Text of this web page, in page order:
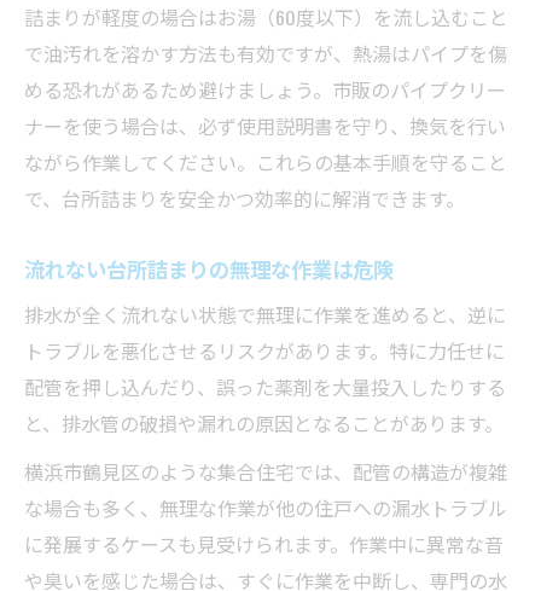
詰まりが軽度の場合はお湯（60度以下）を流し込むこと
で油汚れを溶かす方法も有効ですが、熱湯はパイプを傷
める恐れがあるため避けましょう。市販のパイプクリー
ナーを使う場合は、必ず使用説明書を守り、換気を行い
ながら作業してください。これらの基本手順を守ること
で、台所詰まりを安全かつ効率的に解消できます。
流れない台所詰まりの無理な作業は危険
排水が全く流れない状態で無理に作業を進めると、逆に
トラブルを悪化させるリスクがあります。特に力任せに
配管を押し込んだり、誤った薬剤を大量投入したりする
と、排水管の破損や漏れの原因となることがあります。
横浜市鶴見区のような集合住宅では、配管の構造が複雑
な場合も多く、無理な作業が他の住戸への漏水トラブル
に発展するケースも見受けられます。作業中に異常な音
や臭いを感じた場合は、すぐに作業を中断し、専門の水